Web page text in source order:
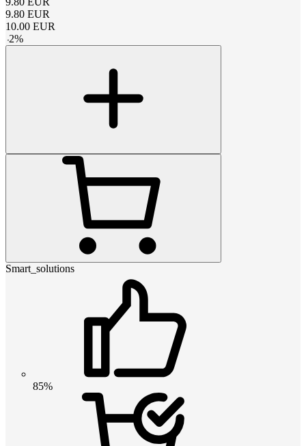
9.80 EUR
10.00 EUR
-2%
Smart_solutions
85%